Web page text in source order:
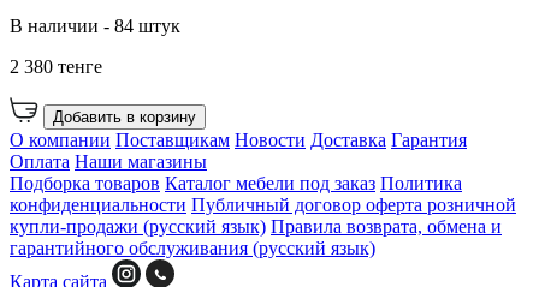
В наличии - 84 штук
2 380 тенге
Добавить в корзину
О компании Поставщикам Новости Доставка Гарантия
Оплата Наши магазины
Подборка товаров Каталог мебели под заказ Политика
конфиденциальности Публичный договор оферта розничной
купли-продажи (русский язык) Правила возврата, обмена и
гарантийного обслуживания (русский язык)
Карта сайта